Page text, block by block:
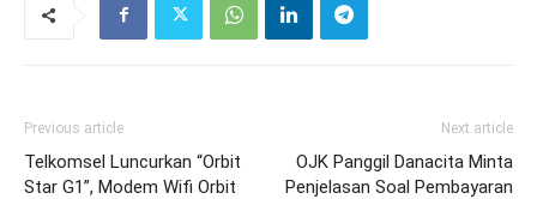
Previous article
Telkomsel Luncurkan “Orbit
Star G1”, Modem Wifi Orbit
Next article
OJK Panggil Danacita Minta
Penjelasan Soal Pembayaran